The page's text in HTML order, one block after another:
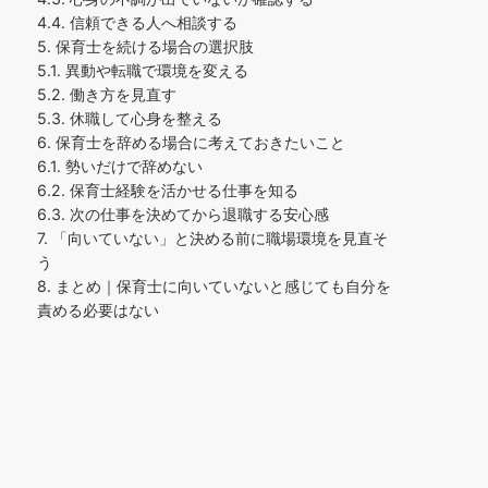
4.4. 信頼できる人へ相談する
5. 保育士を続ける場合の選択肢
5.1. 異動や転職で環境を変える
5.2. 働き方を見直す
5.3. 休職して心身を整える
6. 保育士を辞める場合に考えておきたいこと
6.1. 勢いだけで辞めない
6.2. 保育士経験を活かせる仕事を知る
6.3. 次の仕事を決めてから退職する安心感
7. 「向いていない」と決める前に職場環境を見直そ
う
8. まとめ｜保育士に向いていないと感じても自分を
責める必要はない